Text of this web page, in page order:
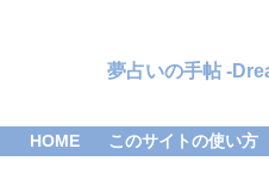
夢占いの手帖 -
HOME このサイトの使い方